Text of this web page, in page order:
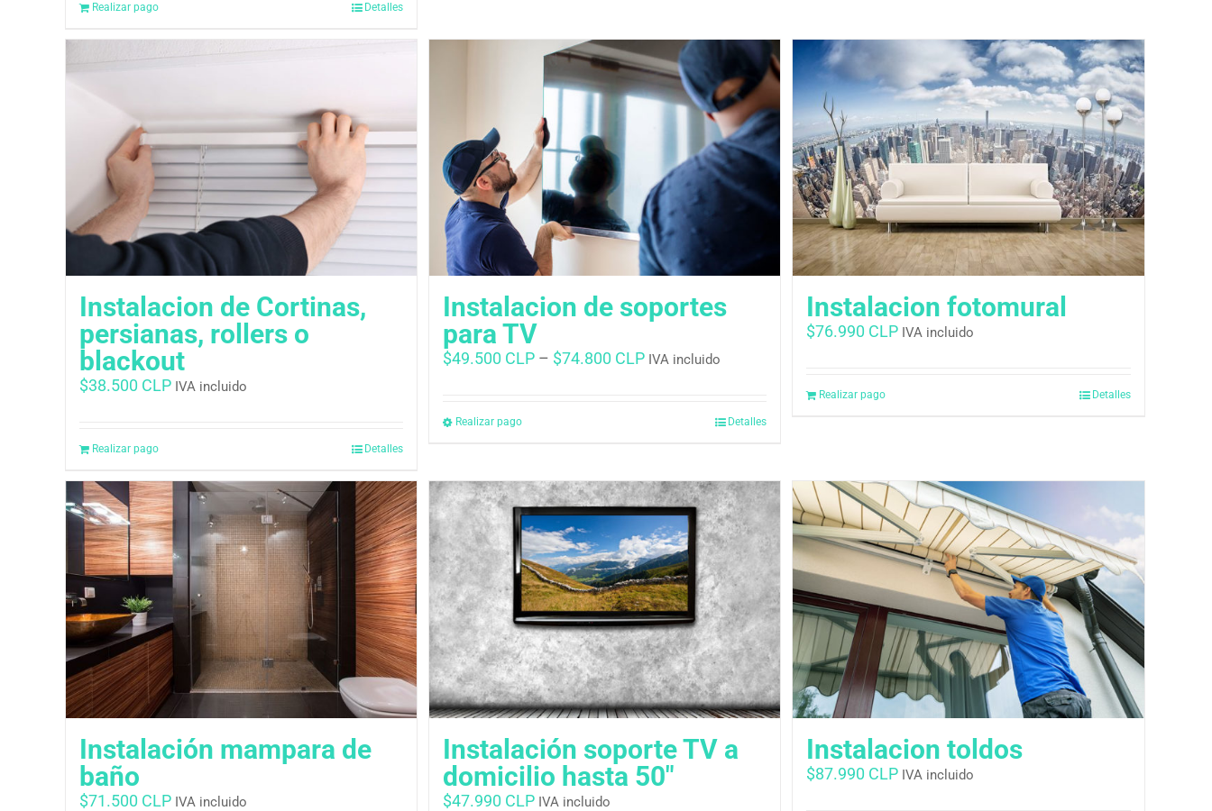
Realizar pago Detalles
Instalacion de Cortinas,
persianas, rollers o
blackout
$38.500 CLP IVA incluido
Realizar pago Detalles
Instalacion de soportes
para TV
$49.500 CLP – $74.800 CLP IVA incluido
Realizar pago Detalles
Instalacion fotomural
$76.990 CLP IVA incluido
Realizar pago Detalles
Instalación mampara de
baño
$71.500 CLP IVA incluido
Instalación soporte TV a
domicilio hasta 50″
$47.990 CLP IVA incluido
Instalacion toldos
$87.990 CLP IVA incluido